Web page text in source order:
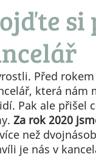
Před
která nám
Pak ale přišel
Za rok 2020
než
je nás v